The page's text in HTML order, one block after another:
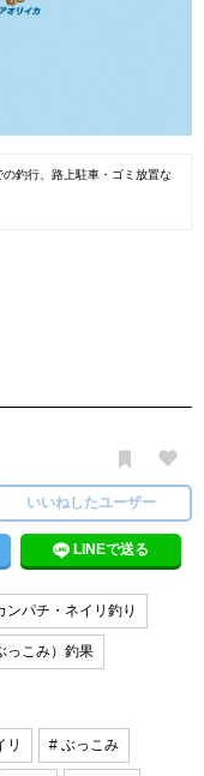
釣行、路上駐車・ゴミ放置な
いいねしたユーザー
LINEで送る
ンパチ・ネイリ釣り
っこみ）釣果
リ # ぶっこみ